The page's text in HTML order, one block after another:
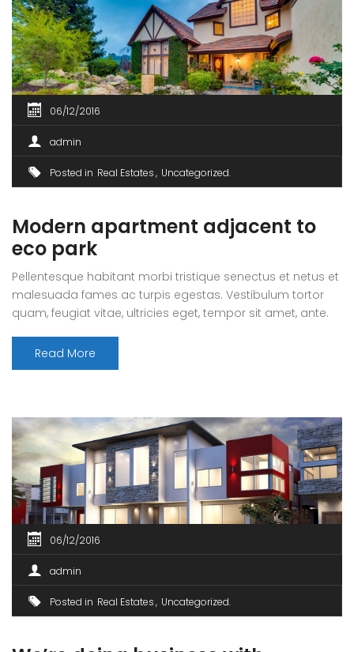
06/12/2016
admin
Posted in Real Estates Uncategorized
Modern apartment adjacent to
eco park
Pellentesque habitant morbi tristique senectus et netus et
malesuada fames ac turpis egestas. Vestibulum tortor
quam, feugiat vitae, ultricies eget, tempor sit amet, ante.
ultricies mi vitae est. Mauris placerat eleifend leo. Quisque
sit amet est et sapien ullamcorper pharetra. Vestibulum
Read More
06/12/2016
admin
Posted in Real Estates Uncategorized